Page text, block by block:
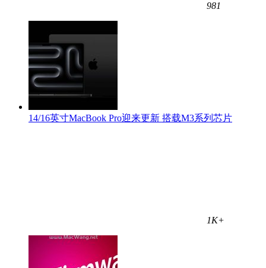
981
14/16英寸MacBook Pro迎来更新 搭载M3系列芯片
1K+